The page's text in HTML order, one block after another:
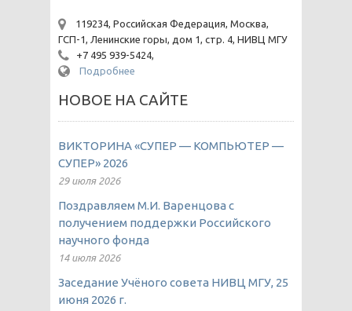
119234, Российская Федерация, Москва,
ГСП-1, Ленинские горы, дом 1, стр. 4, НИВЦ МГУ
+7 495 939-5424,
Подробнее
НОВОЕ НА САЙТЕ
ВИКТОРИНА «СУПЕР — КОМПЬЮТЕР —
СУПЕР» 2026
29 июля 2026
Поздравляем М.И. Варенцова с
получением поддержки Российского
научного фонда
14 июля 2026
Заседание Учёного совета НИВЦ МГУ, 25
июня 2026 г.